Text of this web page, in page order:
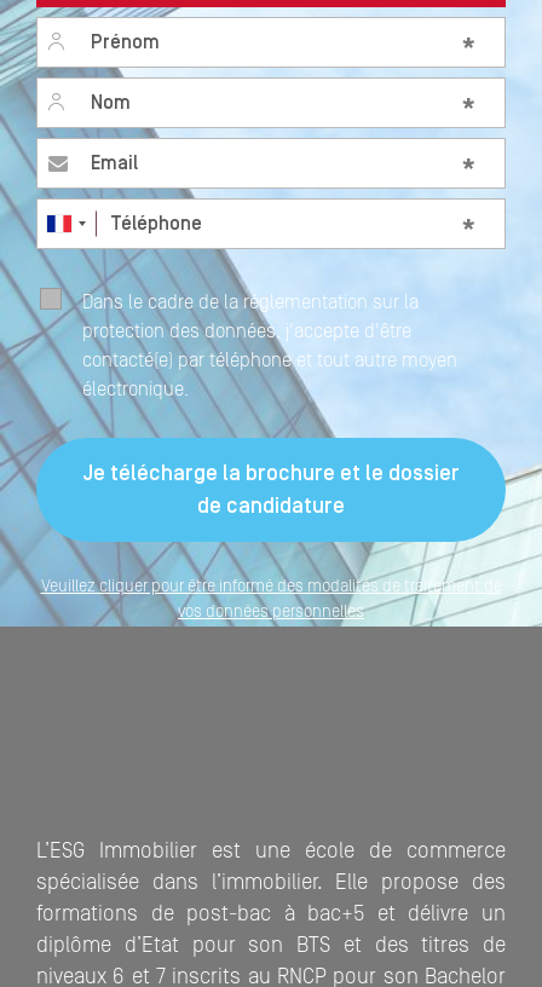
Prénom *
Nom
Email *
Téléphone*
Dans le cadre de la réglementation sur la
protection des données, j'accepte d'être
contacté(e) par téléphone et tout autre moyen
électronique.
Veuillez cliquer pour être informé des modalités de traitement de
vos données personnelles
L’ESG Immobilier est une école de commerce
spécialisée dans l’immobilier. Elle propose des
formations de post-bac à bac+5 et délivre un
diplôme d’Etat pour son BTS et des titres de
niveaux 6 et 7 inscrits au RNCP pour son Bachelor